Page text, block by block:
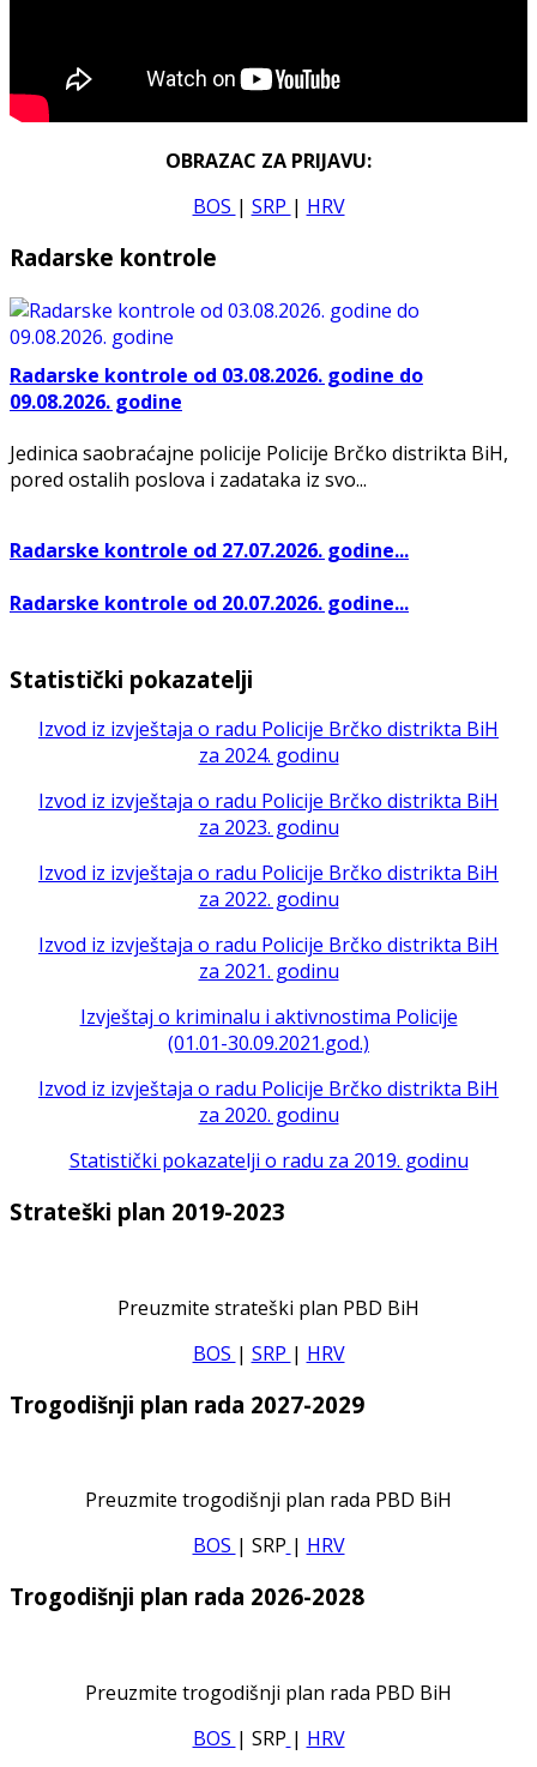
OBRAZAC ZA PRIJAVU:
BOS | SRP | HRV
Radarske kontrole
Radarske kontrole od 03.08.2026. godine do
09.08.2026. godine
Jedinica saobraćajne policije Policije Brčko distrikta BiH,
pored ostalih poslova i zadataka iz svo...
Radarske kontrole od 27.07.2026. godine...
Radarske kontrole od 20.07.2026. godine...
Statistički pokazatelji
Izvod iz izvještaja o radu Policije Brčko distrikta BiH
za 2024. godinu
Izvod iz izvještaja o radu Policije Brčko distrikta BiH
za 2023. godinu
Izvod iz izvještaja o radu Policije Brčko distrikta BiH
za 2022. godinu
Izvod iz izvještaja o radu Policije Brčko distrikta BiH
za 2021. godinu
Izvještaj o kriminalu i aktivnostima Policije
(01.01-30.09.2021.god.)
Izvod iz izvještaja o radu Policije Brčko distrikta BiH
za 2020. godinu
Statistički pokazatelji o radu za 2019. godinu
Strateški plan 2019-2023
Preuzmite strateški plan PBD BiH
BOS | SRP | HRV
Trogodišnji plan rada 2027-2029
Preuzmite trogodišnji plan rada PBD BiH
BOS | SRP | HRV
Trogodišnji plan rada 2026-2028
Preuzmite trogodišnji plan rada PBD BiH
BOS | SRP | HRV